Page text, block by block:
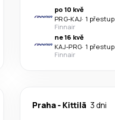
po 10 kvě
PRG-KAJ· 1 přestup
Finnair
ne 16 kvě
KAJ-PRG· 1 přestup
Finnair
Praha- Kittilä 3 dni